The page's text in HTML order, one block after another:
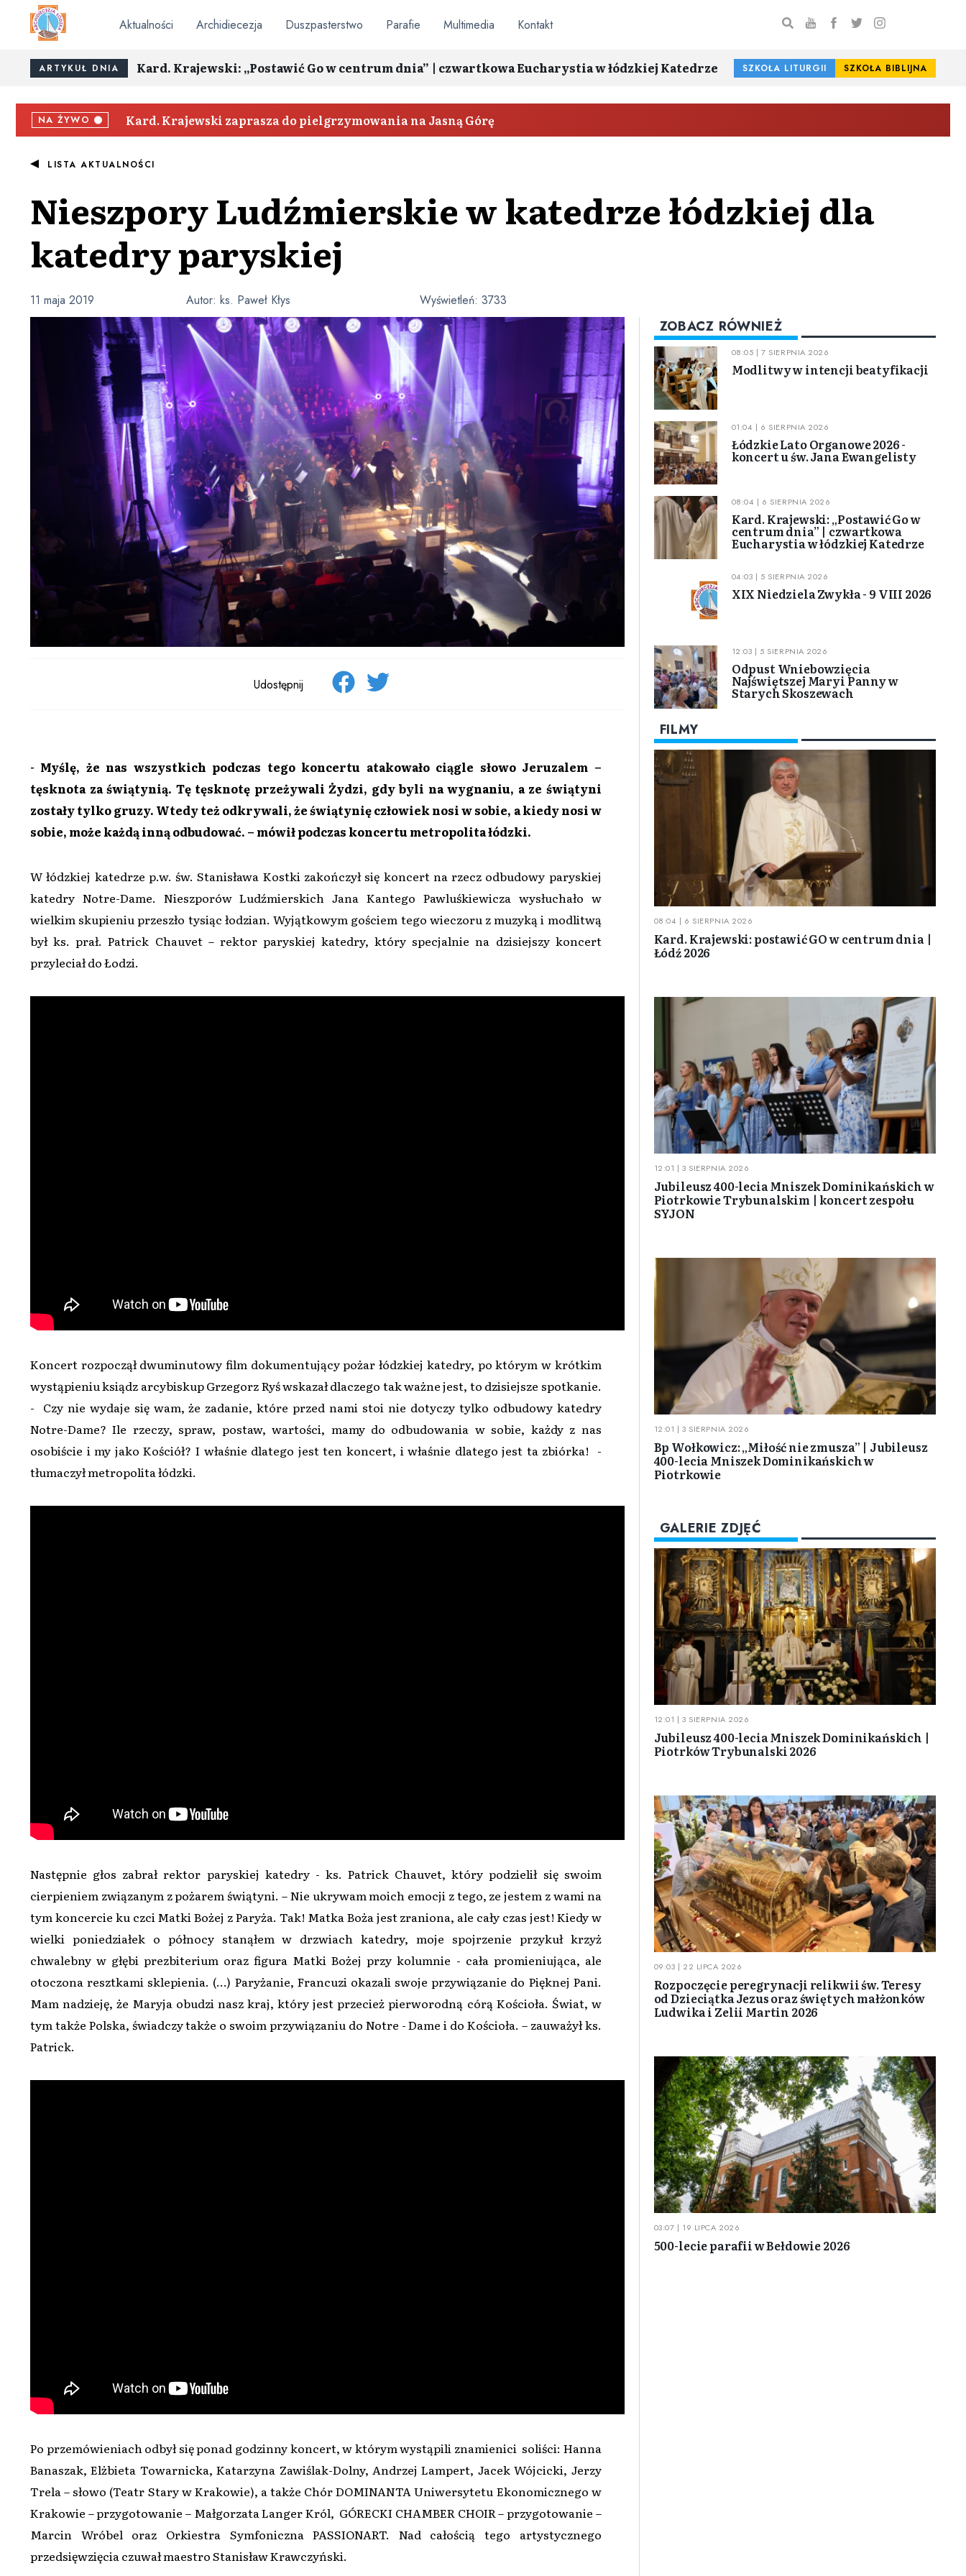
Aktualności Archidiecezja Duszpasterstwo Parafie Multimedia Kontakt
ARTYKUŁ DNIA Kard. Krajewski: „Postawić Go w centrum dnia” | czwartkowa Eucharystia w łódzkiej Katedrze SZKOŁA LITURGII SZKOŁA BIBLIJNA
NA ŻYWO Kard. Krajewski zaprasza do pielgrzymowania na Jasną Górę
LISTA AKTUALNOŚCI
Nieszpory Ludźmierskie w katedrze łódzkiej dla
katedry paryskiej
Autor: ks. Paweł Kłys
11 maja 2019 Wyświetleń: 3733
Udostępnij
- Myślę, że nas wszystkich podczas tego koncertu atakowało ciągle słowo Jeruzalem –
tęsknota za świątynią. Tę tęsknotę przeżywali Żydzi, gdy byli na wygnaniu, a ze świątyni
zostały tylko gruzy. Wtedy też odkrywali, że świątynię człowiek nosi w sobie, a kiedy nosi w
sobie, może każdą inną odbudować. – mówił podczas koncertu metropolita łódzki.
W łódzkiej katedrze p.w. św. Stanisława Kostki zakończył się koncert na rzecz odbudowy paryskiej
katedry Notre-Dame. Nieszporów Ludźmierskich Jana Kantego Pawluśkiewicza wysłuchało w
wielkim skupieniu przeszło tysiąc łodzian. Wyjątkowym gościem tego wieczoru z muzyką i modlitwą
był ks. prał. Patrick Chauvet – rektor paryskiej katedry, który specjalnie na dzisiejszy koncert
przyleciał do Łodzi.
Koncert rozpoczął dwuminutowy film dokumentujący pożar łódzkiej katedry, po którym w krótkim
wystąpieniu ksiądz arcybiskup Grzegorz Ryś wskazał dlaczego tak ważne jest, to dzisiejsze spotkanie.
- Czy nie wydaje się wam, że zadanie, które przed nami stoi nie dotyczy tylko odbudowy katedry
Notre-Dame? Ile rzeczy, spraw, postaw, wartości, mamy do odbudowania w sobie, każdy z nas
osobiście i my jako Kościół? I właśnie dlatego jest ten koncert, i właśnie dlatego jest ta zbiórka! -
tłumaczył metropolita łódzki.
Następnie głos zabrał rektor paryskiej katedry - ks. Patrick Chauvet, który podzielił się swoim
cierpieniem związanym z pożarem świątyni. – Nie ukrywam moich emocji z tego, ze jestem z wami na
tym koncercie ku czci Matki Bożej z Paryża. Tak! Matka Boża jest zraniona, ale cały czas jest! Kiedy w
wielki poniedziałek o północy stanąłem w drzwiach katedry, moje spojrzenie przykuł krzyż
chwalebny w głębi prezbiterium oraz figura Matki Bożej przy kolumnie - cała promieniująca, ale
otoczona resztkami sklepienia. (…) Paryżanie, Francuzi okazali swoje przywiązanie do Pięknej Pani.
Mam nadzieję, że Maryja obudzi nasz kraj, który jest przecież pierworodną córą Kościoła. Świat, w
tym także Polska, świadczy także o swoim przywiązaniu do Notre - Dame i do Kościoła. – zauważył ks.
Patrick.
Po przemówieniach odbył się ponad godzinny koncert, w którym wystąpili znamienici soliści: Hanna
Banaszak, Elżbieta Towarnicka, Katarzyna Zawiślak-Dolny, Andrzej Lampert, Jacek Wójcicki, Jerzy
Trela – słowo (Teatr Stary w Krakowie), a także Chór DOMINANTA Uniwersytetu Ekonomicznego w
Krakowie – przygotowanie – Małgorzata Langer Król, GÓRECKI CHAMBER CHOIR – przygotowanie –
Marcin Wróbel oraz Orkiestra Symfoniczna PASSIONART. Nad całością tego artystycznego
przedsięwzięcia czuwał maestro Stanisław Krawczyński.
ZOBACZ RÓWNIEŻ
08:05 | 7 SIERPNIA 2026
Modlitwy w intencji beatyfikacji
01:04 | 6 SIERPNIA 2026
Łódzkie Lato Organowe 2026 -
koncert u św. Jana Ewangelisty
08:04 | 6 SIERPNIA 2026
Kard. Krajewski: „Postawić Go w
centrum dnia” | czwartkowa
Eucharystia w łódzkiej Katedrze
04:03 | 5 SIERPNIA 2026
XIX Niedziela Zwykła - 9 VIII 2026
12:03 | 5 SIERPNIA 2026
Odpust Wniebowzięcia
Najświętszej Maryi Panny w
Starych Skoszewach
FILMY
08:04 | 6 SIERPNIA 2026
Kard. Krajewski: postawić GO w centrum dnia |
Łódź 2026
12:01 | 3 SIERPNIA 2026
Jubileusz 400-lecia Mniszek Dominikańskich w
Piotrkowie Trybunalskim | koncert zespołu
SYJON
12:01 | 3 SIERPNIA 2026
Bp Wołkowicz: „Miłość nie zmusza” | Jubileusz
400-lecia Mniszek Dominikańskich w
Piotrkowie
GALERIE ZDJĘĆ
12:01 | 3 SIERPNIA 2026
Jubileusz 400-lecia Mniszek Dominikańskich |
Piotrków Trybunalski 2026
09:03 | 22 LIPCA 2026
Rozpoczęcie peregrynacji relikwii św. Teresy
od Dzieciątka Jezus oraz świętych małżonków
Ludwika i Zelii Martin 2026
03:07 | 19 LIPCA 2026
500-lecie parafii w Bełdowie 2026